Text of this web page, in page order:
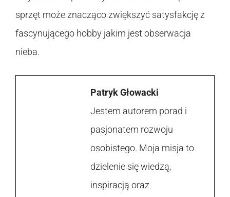
sprzęt może znacząco zwiększyć satysfakcję z
fascynującego hobby jakim jest obserwacja
nieba.
Patryk Głowacki
Jestem autorem porad i
pasjonatem rozwoju
osobistego. Moja misja to
dzielenie się wiedzą,
inspiracją oraz